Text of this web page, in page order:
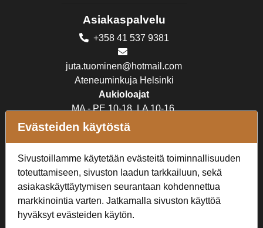
Asiakaspalvelu
+358 41 537 9381
juta.tuominen@hotmail.com
Ateneuminkuja Helsinki
Aukioloajat
MA - PE 10-18, LA 10-16,
SU suljettu
Verkkokauppa
Tilaus- ja toimitusehdot
Rekisteriseloste
Seuraa Meitä
Evästeiden käytöstä
Sivustoillamme käytetään evästeitä toiminnallisuuden
toteuttamiseen, sivuston laadun tarkkailuun, sekä
asiakaskäyttäytymisen seurantaan kohdennettua
markkinointia varten. Jatkamalla sivuston käyttöä
hyväksyt evästeiden käytön.